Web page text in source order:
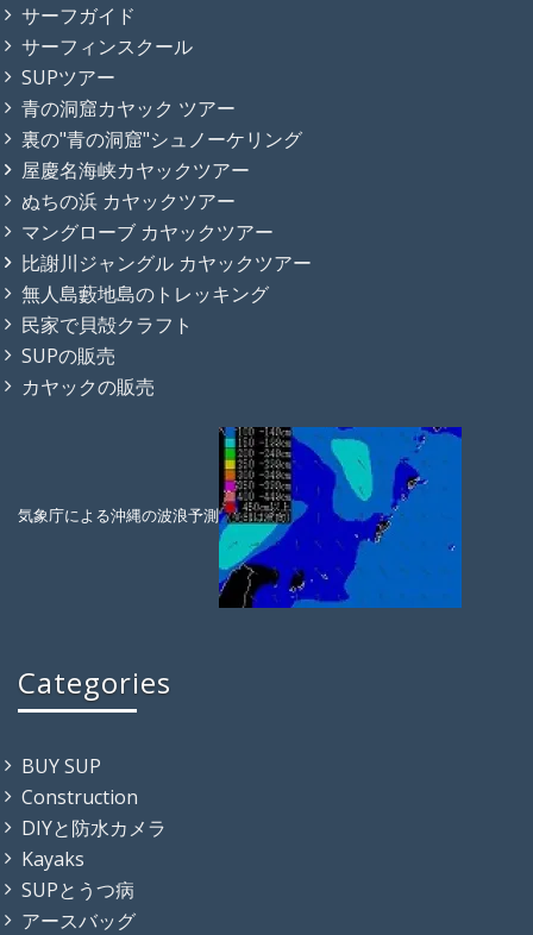
サーフガイド
サーフィンスクール
SUPツアー
青の洞窟カヤック ツアー
裏の"青の洞窟"シュノーケリング
屋慶名海峡カヤックツアー
ぬちの浜 カヤックツアー
マングローブ カヤックツアー
比謝川ジャングル カヤックツアー
無人島藪地島のトレッキング
民家で貝殻クラフト
SUPの販売
カヤックの販売
気象庁による沖縄の波浪予測
Categories
BUY SUP
Construction
DIYと防水カメラ
Kayaks
SUPとうつ病
アースバッグ